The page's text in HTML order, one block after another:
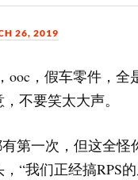
26, 2019
ooc，假车零件，全
不要笑太大声。
第一次，但这全怪
“我们正经搞RPS